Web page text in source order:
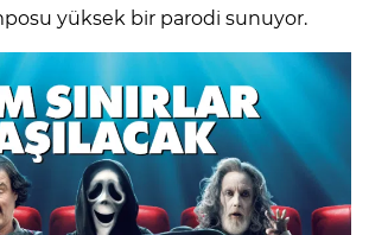
yüksek bir parodi sunuyor.